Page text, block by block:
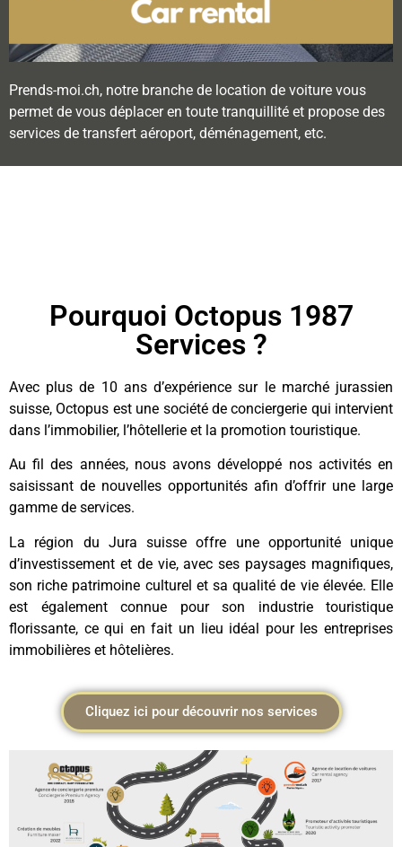
Prends-moi.ch, notre branche de location de voiture vous
permet de vous déplacer en toute tranquillité et propose des
services de transfert aéroport, déménagement, etc.
Pourquoi Octopus 1987
Services ?
Avec plus de 10 ans d’expérience sur le marché jurassien
suisse, Octopus est une société de conciergerie qui intervient
dans l’immobilier, l’hôtellerie et la promotion touristique.
Au fil des années, nous avons développé nos activités en
saisissant de nouvelles opportunités afin d’offrir une large
gamme de services.
La région du Jura suisse offre une opportunité unique
d’investissement et de vie, avec ses paysages magnifiques,
son riche patrimoine culturel et sa qualité de vie élevée. Elle
est également connue pour son industrie touristique
florissante, ce qui en fait un lieu idéal pour les entreprises
immobilières et hôtelières.
Cliquez ici pour découvrir nos services